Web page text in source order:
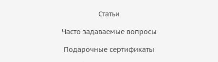
Статьи
Часто задаваемые вопросы
Подарочные сертификаты